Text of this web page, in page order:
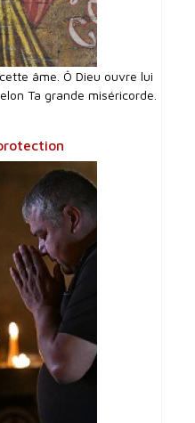
âme. Ô Dieu ouvre lui
Ta grande miséricorde.